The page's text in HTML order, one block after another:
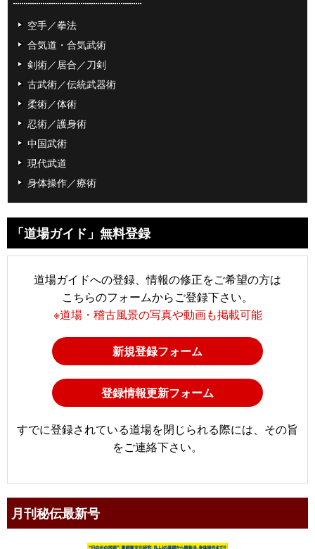
空手／拳法
合気道・合気武術
剣術／居合／刀剣
古武術／伝統武器術
柔術／体術
忍術／護身術
中国武術
現代武道
身体操作／療術
「道場ガイド」無料登録
道場ガイドへの登録、情報の修正をご希望の方は
こちらのフォームからご登録下さい。
※道場・稽古風景の写真や動画も掲載可能
新規登録フォーム
登録情報更新フォーム
すでに登録されている道場を閉じられる際には、その旨
をご連絡下さい。
月刊秘伝最新号